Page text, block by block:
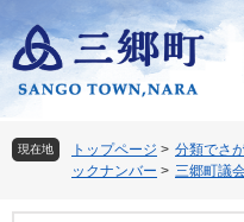
ー
ジ
頭
で
。
ニ
ュ
飛
ば
て
現在地 トップページ > 分類でさ
ックナンバー > 三郷町議